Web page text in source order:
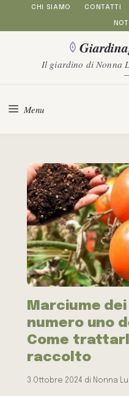
al
contenuto
CHI SIAMO CONTATTI
Il giardino di Nonna
Menu
Marciume
numero uno
Come
raccolto
3 Ottobre 2024 di Nonna